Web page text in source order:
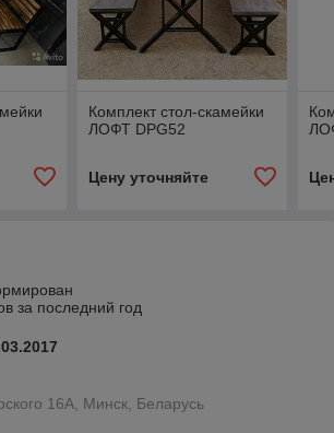
Комплект стол-скамейки
ЛОФТ DPG52
Цену уточняйте
за последний год
16А, Минск, Беларусь